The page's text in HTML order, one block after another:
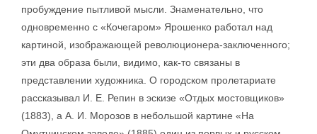
пробуждение пытливой мысли. Знаменательно, что
одновременно с «Кочегаром» Ярошенко работал над
картиной, изображающей революционера-заключенного;
эти два образа были, видимо, как-то связаны в
представлении художника. О городском пролетариате
рассказывал И. Е. Репин в эскизе «Отдых мостовщиков»
(1883), а А. И. Морозов в небольшой картине «На